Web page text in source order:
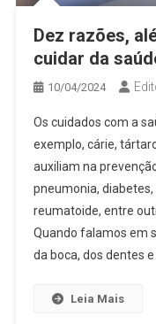
Dez razões,
cuidar da
10/04/2024
Os cuidados com a
exemplo, cárie,
auxiliam na
pneumonia,
reumatoide, entre
Quando falamos em
da boca, dos dentes
Leia Mais